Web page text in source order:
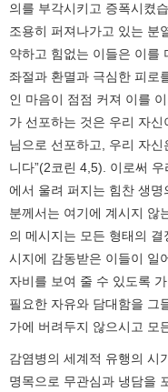
의를 부각시키고 증폭시켰
조용히 퍼져나가고 있는 분
약하고 힘없는 이들은 이를
좌절과 환멸과 극심한 피로
인 마음이 점점 커져 이를
가 선포하는 것은 우리 자
님으로 선포하고, 우리 자
니다”(2코린 4,5). 이로써
에서 울려 퍼지는 힘찬 생명
분께서는 여기에 계시지 않
의 메시지는 모든 형태의
시지에 감동받은 이들이 일
자비를 보여 줄 수 있도록
필요한 자유와 담대함을 그
가에 버려두지 않으시고 모
감염병의 세계적 유행의 시
명목으로 무관심과 냉담을